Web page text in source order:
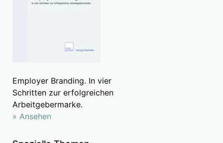
Employer Branding. In vier
Schritten zur erfolgreichen
Arbeitgebermarke.
» Ansehen